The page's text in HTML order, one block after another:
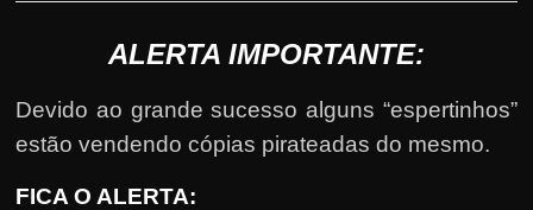
ALERTA IMPORTANTE:
Devido ao grande sucesso alguns “espertinhos”
estão vendendo cópias pirateadas do mesmo.
FICA O ALERTA: